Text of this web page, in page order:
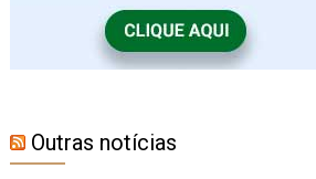
Outras notícias